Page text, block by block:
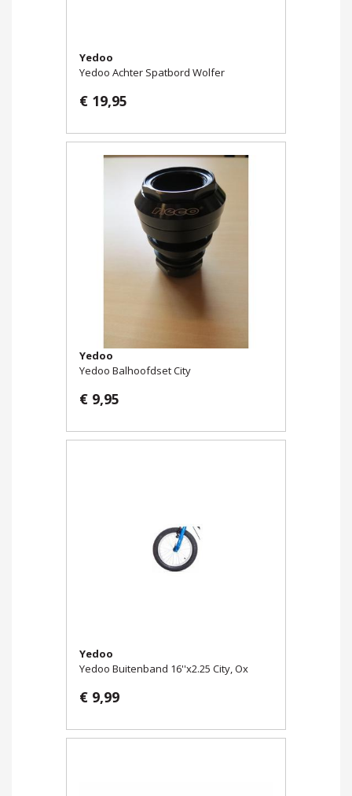
Yedoo
Yedoo Achter Spatbord Wolfer
€ 19,95
Yedoo
Yedoo Balhoofdset City
€ 9,95
Yedoo
Yedoo Buitenband 16''x2.25 City, Ox
€ 9,99